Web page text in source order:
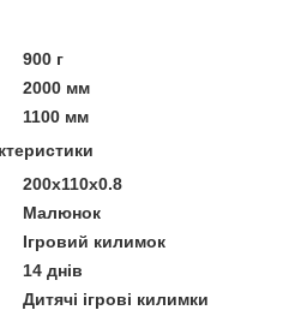
900 г
2000 мм
1100 мм
200х110х0.8
Малюнок
Ігровий килимок
14 днів
Дитячі ігрові килимки